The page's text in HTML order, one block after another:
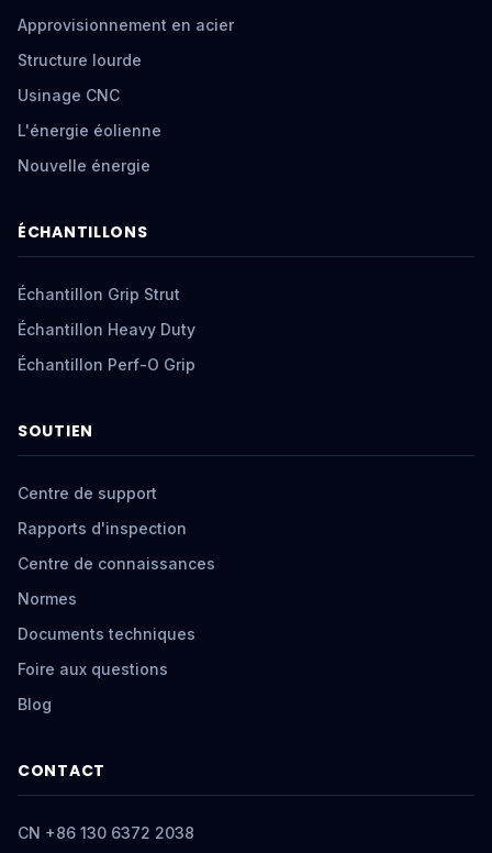
Approvisionnement en acier
Structure lourde
Usinage CNC
L'énergie éolienne
Nouvelle énergie
ÉCHANTILLONS
Échantillon Grip Strut
Échantillon Heavy Duty
Échantillon Perf-O Grip
SOUTIEN
Centre de support
Rapports d'inspection
Centre de connaissances
Normes
Documents techniques
Foire aux questions
Blog
CONTACT
CN +86 130 6372 2038